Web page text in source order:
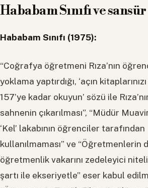
Hababam Sınıfı ve sansür
Hababam Sınıfı (1975):
“Coğrafya öğretmeni Rıza’nın
yoklama yaptırdığı, ‘açın
157’ye kadar okuyun’ sözü ile
sahnenin çıkarılması”, “Müdür
‘Kel’ lakabının öğrenciler tarafından
kullanılmaması” ve “Öğretmenlerin
öğretmenlik vakarını zedeleyici
şartı ile ekseriyetle” eser kabul